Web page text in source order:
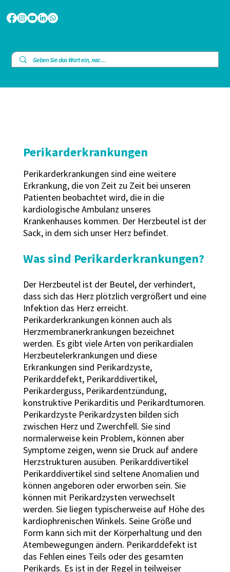
Perikarderkrankungen
Perikarderkrankungen sind eine weitere
Erkrankung, die von Zeit zu Zeit bei unseren
Patienten beobachtet wird, die in die
kardiologische Ambulanz unseres
Krankenhauses kommen. Der Herzbeutel ist der
Sack, in dem sich unser Herz befindet.
Was sind Perikarderkrankungen?
Der Herzbeutel ist der Beutel, der verhindert,
dass sich das Herz plötzlich vergrößert und eine
Infektion das Herz erreicht.
Perikarderkrankungen können auch als
Herzmembranerkrankungen bezeichnet
werden. Es gibt viele Arten von perikardialen
Herzbeutelerkrankungen und diese
Erkrankungen sind Perikardzyste,
Perikarddefekt, Perikarddivertikel,
Perikarderguss, Perikardentzündung,
konstruktive Perikarditis und Perikardtumoren.
Perikardzyste Perikardzysten bilden sich
zwischen Herz und Zwerchfell. Sie sind
normalerweise kein Problem, können aber
Symptome zeigen, wenn sie Druck auf andere
Herzstrukturen ausüben. Perikarddivertikel
Perikarddivertikel sind seltene Anomalien und
können angeboren oder erworben sein. Sie
können mit Perikardzysten verwechselt
werden. Sie liegen typischerweise auf Höhe des
kardiophrenischen Winkels. Seine Größe und
Form kann sich mit der Körperhaltung und den
Atembewegungen ändern. Perikarddefekt ist
das Fehlen eines Teils oder des gesamten
Perikards. Es ist in der Regel in teilweiser